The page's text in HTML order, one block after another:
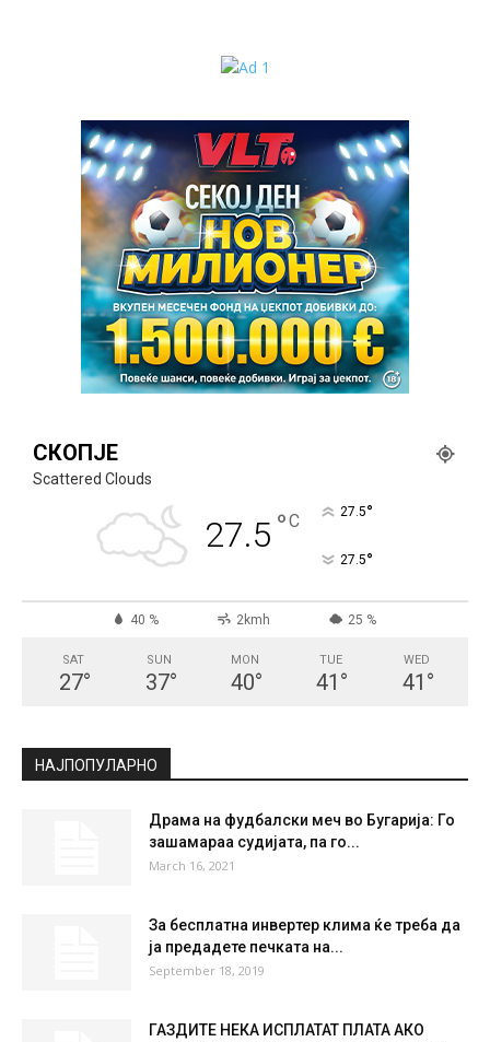
СКОПЈЕ
Scattered Clouds
27.5 °C 27.5°
27.5°
40 % 2kmh 25 %
SAT
27°
SUN
37°
MON
40°
TUE
41 °
WED
41 °
НАЈПОПУЛАРНО
Драма на фудбалски меч во Бугарија: Го
зашамараа судијата, па го...
March 16, 2021
За бесплатна инвертер клима ќе треба да
ја предадете печката на...
September 18, 2019
ГАЗДИТЕ НЕКА ИСПЛАТАТ ПЛАТА АКО